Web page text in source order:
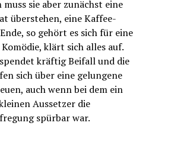
sie aber zunächst eine
überstehen, eine Kaffee-
so gehört es sich für eine
klärt sich alles auf.
kräftig Beifall und die
sich über eine gelungene
auch wenn bei dem ein
Aussetzer die
spürbar war.